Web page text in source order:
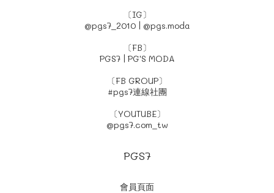
〔IG〕
@pgs7_2010| @pgs.moda
〔FB〕
PGS7| PG'S MODA
〔FB GROUP〕
#pgs7連線社團
〔YOUTUBE〕
@pgs7.com_tw
PGS7
會員頁面